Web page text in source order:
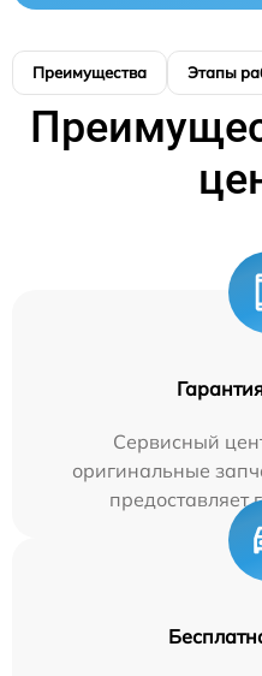
Преимущества Этапы
Сервисный
оригинальные
предоставляет